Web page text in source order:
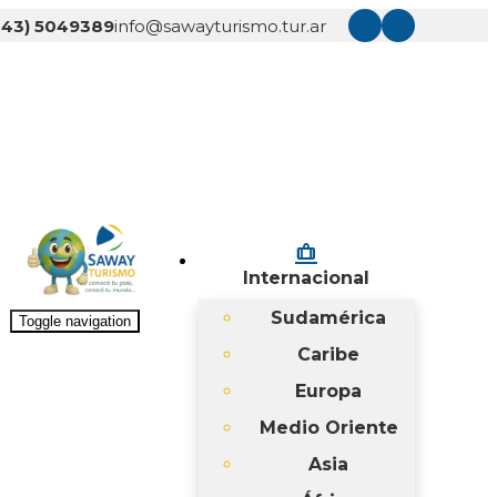
5049389info@sawayturismo.tur.ar
Toggle navigation
checked_bag
Internacional
Sudamérica
Caribe
Europa
Medio Oriente
Asia